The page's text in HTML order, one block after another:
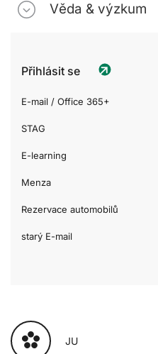
Věda & výzkum
Přihlásit se
E-mail / Office 365+
STAG
E-learning
Menza
Rezervace automobilů
starý E-mail
JU